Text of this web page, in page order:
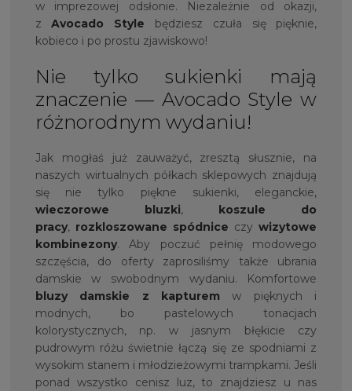
w imprezowej odsłonie. Niezależnie od okazji,
zAvocado Style będziesz czuła się pięknie,
kobieco i po prostu zjawiskowo!
Nie tylko sukienki mają
znaczenie — Avocado Style w
różnorodnym wydaniu!
Jak mogłaś już zauważyć, zresztą słusznie, na
naszych wirtualnych półkach sklepowych znajdują
się nie tylko piękne sukienki, eleganckie,
wieczorowe bluzki, koszule do
pracy, rozkloszowane spódnice czywizytowe
kombinezony. Aby poczuć pełnię modowego
szczęścia, do oferty zaprosiliśmy także ubrania
damskie w swobodnym wydaniu. Komfortowe
bluzy damskie z kapturem w pięknych i
modnych, bo pastelowych tonacjach
kolorystycznych, np. w jasnym błękicie czy
pudrowym różu świetnie łączą się ze spodniami z
wysokim stanem i młodzieżowymi trampkami. Jeśli
ponad wszystko cenisz luz, to znajdziesz u nas